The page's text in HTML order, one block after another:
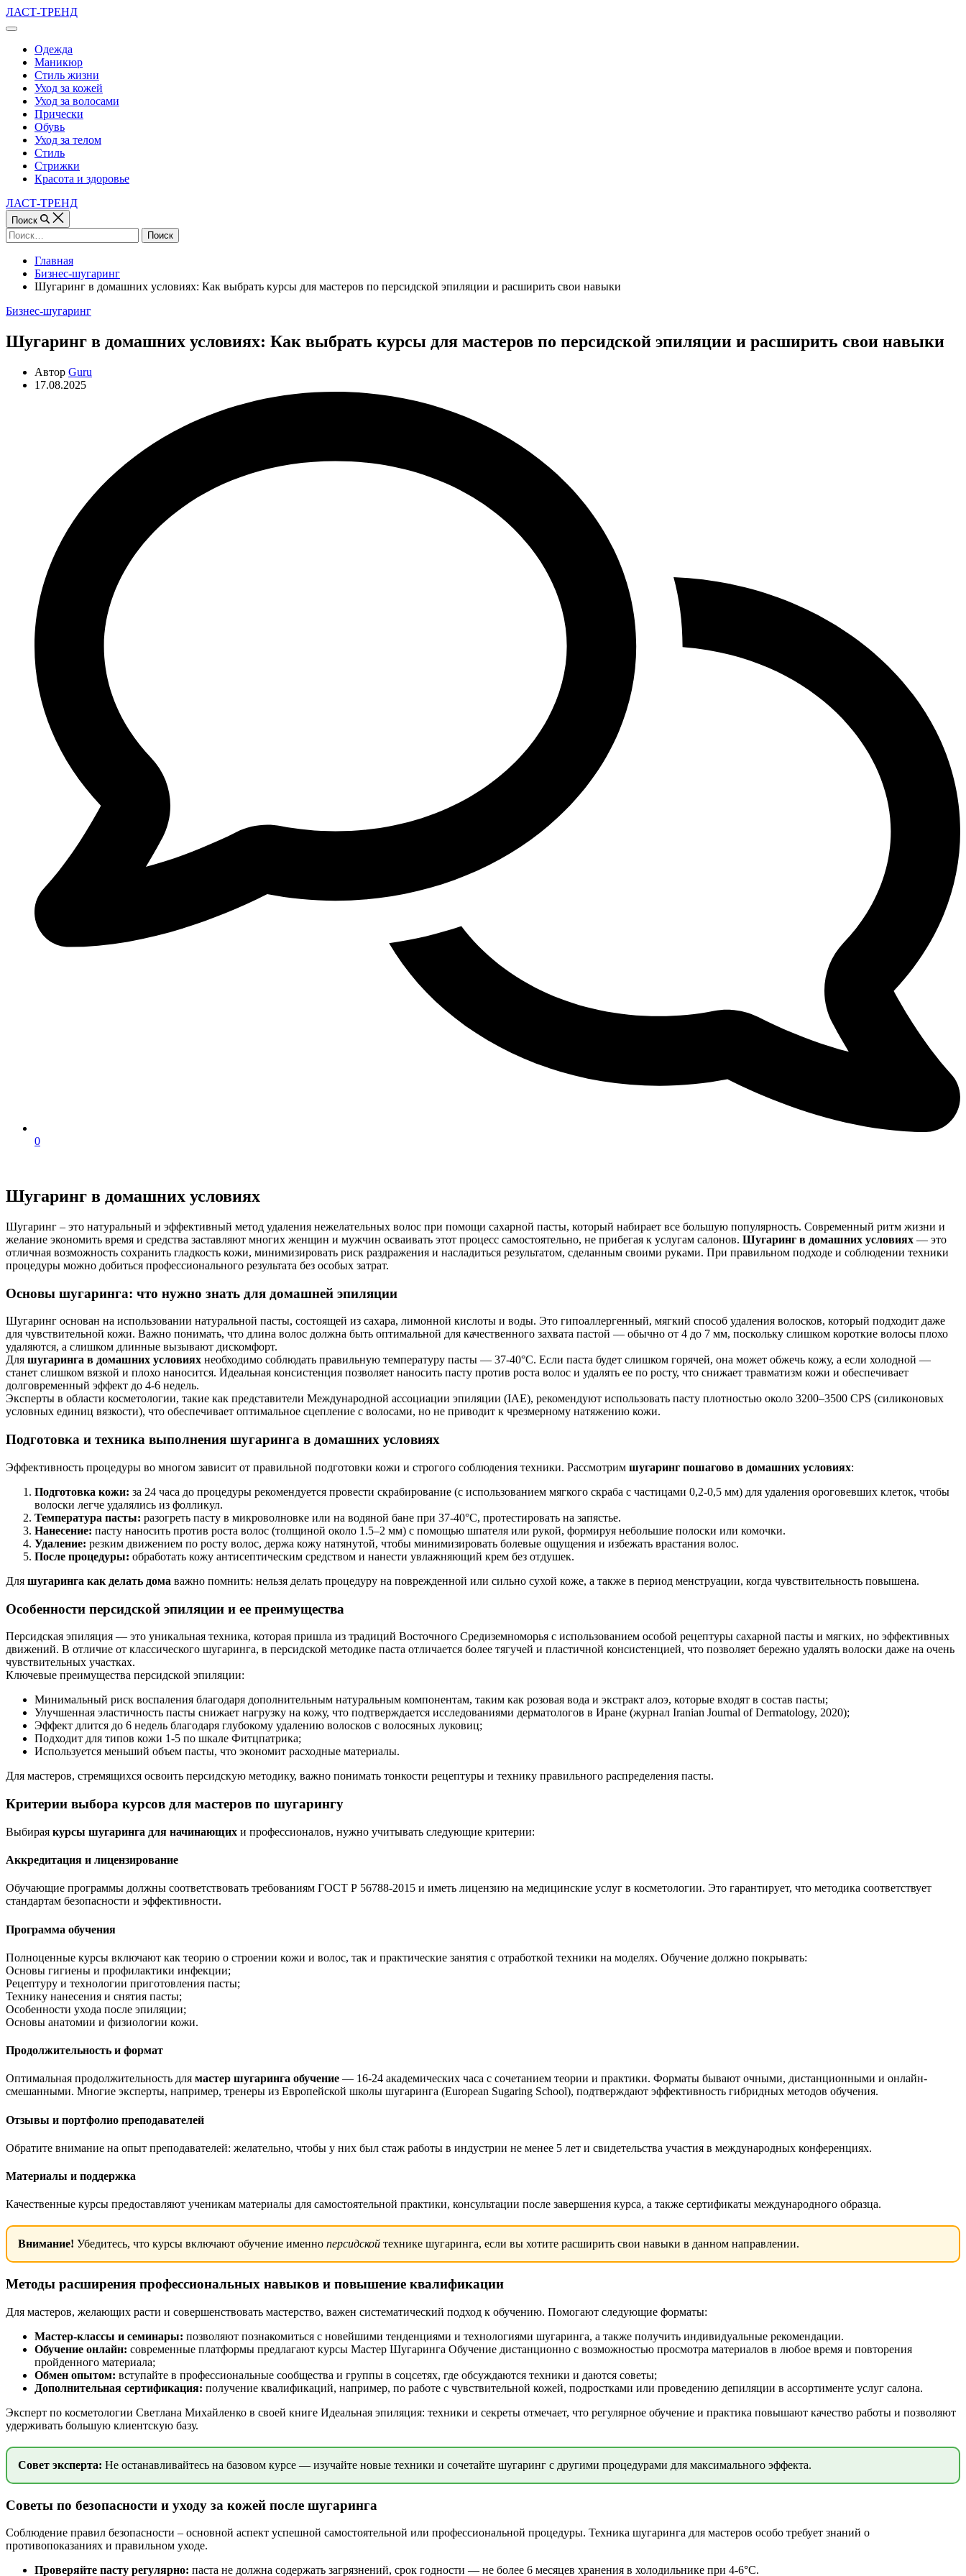
Перейти
к
ЛАСТ-ТРЕНД
Вне
холстаОдежда
Маникюр
Стиль жизни
Уход за кожей
Уход за волосами
Прически
Обувь
Уход за телом
Стиль
Стрижки
Красота и здоровье
ЛАСТ-ТРЕНД
Поиск
Найти:
Главная
Бизнес-шугаринг
Шугаринг в домашних условиях: Как выбрать курсы для мастеров по персидской эпиляции и расширить свои навыки
Рубрики
Бизнес-шугаринг
Шугаринг в домашних условиях: Как выбрать курсы для мастеров по персидской эпиляции и расширить свои навыки
Автор Guru
17.08.2025
0
Шугаринг в домашних условиях
Шугаринг – это натуральный и эффективный метод удаления нежелательных волос при помощи сахарной пасты, который набирает все большую популярность. Современный ритм жизни и
желание экономить время и средства заставляют многих женщин и мужчин осваивать этот процесс самостоятельно, не прибегая к услугам салонов. Шугаринг в домашних условиях — это
отличная возможность сохранить гладкость кожи, минимизировать риск раздражения и насладиться результатом, сделанным своими руками. При правильном подходе и соблюдении техники
процедуры можно добиться профессионального результата без особых затрат.
Основы шугаринга: что нужно знать для домашней эпиляции
Шугаринг основан на использовании натуральной пасты, состоящей из сахара, лимонной кислоты и воды. Это гипоаллергенный, мягкий способ удаления волосков, который подходит даже
для чувствительной кожи. Важно понимать, что длина волос должна быть оптимальной для качественного захвата пастой — обычно от 4 до 7 мм, поскольку слишком короткие волосы плохо
удаляются, а слишком длинные вызывают дискомфорт.
Для шугаринга в домашних условиях необходимо соблюдать правильную температуру пасты — 37-40°C. Если паста будет слишком горячей, она может обжечь кожу, а если холодной —
станет слишком вязкой и плохо наносится. Идеальная консистенция позволяет наносить пасту против роста волос и удалять ее по росту, что снижает травматизм кожи и обеспечивает
долговременный эффект до 4-6 недель.
Эксперты в области косметологии, такие как представители Международной ассоциации эпиляции (IAE), рекомендуют использовать пасту плотностью около 3200–3500 CPS (силиконовых
условных единиц вязкости), что обеспечивает оптимальное сцепление с волосами, но не приводит к чрезмерному натяжению кожи.
Подготовка и техника выполнения шугаринга в домашних условиях
Эффективность процедуры во многом зависит от правильной подготовки кожи и строгого соблюдения техники. Рассмотрим шугаринг пошагово в домашних условиях:
Подготовка кожи: за 24 часа до процедуры рекомендуется провести скрабирование (с использованием мягкого скраба с частицами 0,2-0,5 мм) для удаления ороговевших клеток, чтобы
волоски легче удалялись из фолликул.
Температура пасты: разогреть пасту в микроволновке или на водяной бане при 37-40°C, протестировать на запястье.
Нанесение: пасту наносить против роста волос (толщиной около 1.5–2 мм) с помощью шпателя или рукой, формируя небольшие полоски или комочки.
Удаление: резким движением по росту волос, держа кожу натянутой, чтобы минимизировать болевые ощущения и избежать врастания волос.
После процедуры: обработать кожу антисептическим средством и нанести увлажняющий крем без отдушек.
Для шугаринга как делать дома важно помнить: нельзя делать процедуру на поврежденной или сильно сухой коже, а также в период менструации, когда чувствительность повышена.
Особенности персидской эпиляции и ее преимущества
Персидская эпиляция — это уникальная техника, которая пришла из традиций Восточного Средиземноморья с использованием особой рецептуры сахарной пасты и мягких, но эффективных
движений. В отличие от классического шугаринга, в персидской методике паста отличается более тягучей и пластичной консистенцией, что позволяет бережно удалять волоски даже на очень
чувствительных участках.
Ключевые преимущества персидской эпиляции:
Минимальный риск воспаления благодаря дополнительным натуральным компонентам, таким как розовая вода и экстракт алоэ, которые входят в состав пасты;
Улучшенная эластичность пасты снижает нагрузку на кожу, что подтверждается исследованиями дерматологов в Иране (журнал Iranian Journal of Dermatology, 2020);
Эффект длится до 6 недель благодаря глубокому удалению волосков с волосяных луковиц;
Подходит для типов кожи 1-5 по шкале Фитцпатрика;
Используется меньший объем пасты, что экономит расходные материалы.
Для мастеров, стремящихся освоить персидскую методику, важно понимать тонкости рецептуры и технику правильного распределения пасты.
Критерии выбора курсов для мастеров по шугарингу
Выбирая курсы шугаринга для начинающих и профессионалов, нужно учитывать следующие критерии:
Аккредитация и лицензирование
Обучающие программы должны соответствовать требованиям ГОСТ Р 56788-2015 и иметь лицензию на медицинские услуг в косметологии. Это гарантирует, что методика соответствует
стандартам безопасности и эффективности.
Программа обучения
Полноценные курсы включают как теорию о строении кожи и волос, так и практические занятия с отработкой техники на моделях. Обучение должно покрывать:
Основы гигиены и профилактики инфекции;
Рецептуру и технологии приготовления пасты;
Технику нанесения и снятия пасты;
Особенности ухода после эпиляции;
Основы анатомии и физиологии кожи.
Продолжительность и формат
Оптимальная продолжительность для мастер шугаринга обучение — 16-24 академических часа с сочетанием теории и практики. Форматы бывают очными, дистанционными и онлайн-
смешанными. Многие эксперты, например, тренеры из Европейской школы шугаринга (European Sugaring School), подтверждают эффективность гибридных методов обучения.
Отзывы и портфолио преподавателей
Обратите внимание на опыт преподавателей: желательно, чтобы у них был стаж работы в индустрии не менее 5 лет и свидетельства участия в международных конференциях.
Материалы и поддержка
Качественные курсы предоставляют ученикам материалы для самостоятельной практики, консультации после завершения курса, а также сертификаты международного образца.
Внимание! Убедитесь, что курсы включают обучение именно персидской технике шугаринга, если вы хотите расширить свои навыки в данном направлении.
Методы расширения профессиональных навыков и повышение квалификации
Для мастеров, желающих расти и совершенствовать мастерство, важен систематический подход к обучению. Помогают следующие форматы:
Мастер-классы и семинары: позволяют познакомиться с новейшими тенденциями и технологиями шугаринга, а также получить индивидуальные рекомендации.
Обучение онлайн: современные платформы предлагают курсы Мастер Шугаринга Обучение дистанционно с возможностью просмотра материалов в любое время и повторения
пройденного материала;
Обмен опытом: вступайте в профессиональные сообщества и группы в соцсетях, где обсуждаются техники и даются советы;
Дополнительная сертификация: получение квалификаций, например, по работе с чувствительной кожей, подростками или проведению депиляции в ассортименте услуг салона.
Эксперт по косметологии Светлана Михайленко в своей книге Идеальная эпиляция: техники и секреты отмечает, что регулярное обучение и практика повышают качество работы и позволяют
удерживать большую клиентскую базу.
Совет эксперта: Не останавливайтесь на базовом курсе — изучайте новые техники и сочетайте шугаринг с другими процедурами для максимального эффекта.
Советы по безопасности и уходу за кожей после шугаринга
Соблюдение правил безопасности – основной аспект успешной самостоятельной или профессиональной процедуры. Техника шугаринга для мастеров особо требует знаний о
противопоказаниях и правильном уходе.
Проверяйте пасту регулярно: паста не должна содержать загрязнений, срок годности — не более 6 месяцев хранения в холодильнике при 4-6°C.